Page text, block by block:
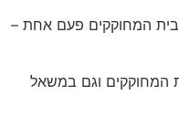
המחוקקים פעם אחת –
המחוקקים וגם במשאל